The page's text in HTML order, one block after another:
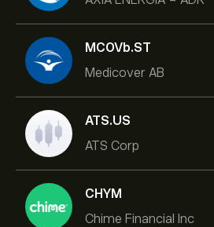
MCOVb.ST
Medicover AB
ATS.US
ATS Corp
CHYM
Chime Financial Inc